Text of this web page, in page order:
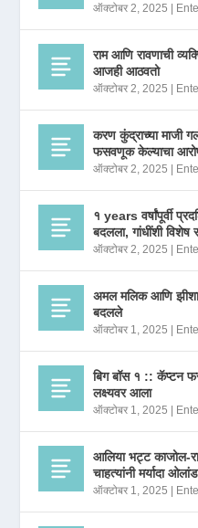
ऑक्टोबर 2, 2025
राम आणि रावणाची
आजही आठवतो
ऑक्टोबर 2, 2025
करण कुंद्राच्या माजी
फसवणूक केल्याचा
ऑक्टोबर 2, 2025
१ years वर्षांपूर्वी
बदलला, गांधींशी विशेष
ऑक्टोबर 2, 2025
अमल मलिक आणि
बदलले
ऑक्टोबर 1, 2025
बिग बॉस १ :: कॅप्टन
लक्ष्यवर आला
ऑक्टोबर 1, 2025
आलिया भट्ट काजोल-
चाहत्यांनी मर्यादा
ऑक्टोबर 1, 2025